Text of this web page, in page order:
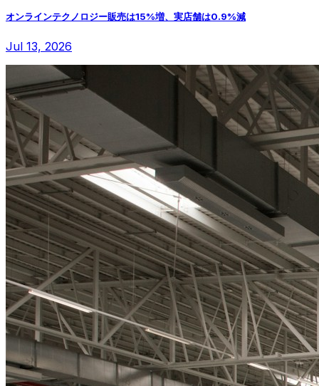
オンラインテクノロジー販売は15%増、実店舗は0.9%減
Jul 13, 2026